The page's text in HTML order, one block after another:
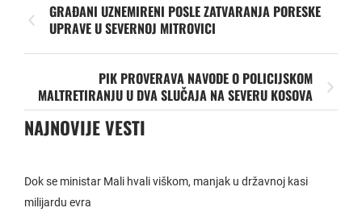
GRAĐANI UZNEMIRENI POSLE ZATVARANJA PORESKE
UPRAVE U SEVERNOJ MITROVICI
PIK PROVERAVA NAVODE O POLICIJSKOM
MALTRETIRANJU U DVA SLUČAJA NA SEVERU KOSOVA
NAJNOVIJE VESTI
Dok se ministar Mali hvali viškom, manjak u državnoj kasi
milijardu evra